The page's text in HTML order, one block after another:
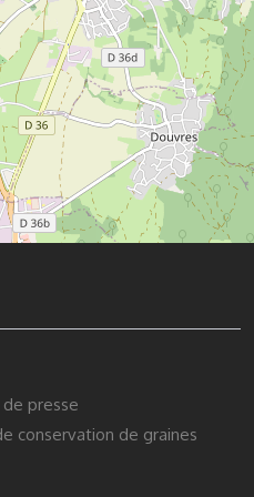
presse
conservation de graines